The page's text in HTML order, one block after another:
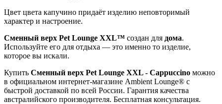
Цвет цвета капучино придаёт изделию неповторимый
характер и настроение.
Сменный верх Pet Lounge XXL™ создан для дома.
Используйте его для отдыха — это именно то изделие,
которое вы искали.
Купить Сменный верх Pet Lounge XXL - Cappuccino можно
в официальном интернет-магазине Ambient Lounge® с
быстрой доставкой по всей России. Гарантия качества
австралийского производителя. Бесплатная консультация.